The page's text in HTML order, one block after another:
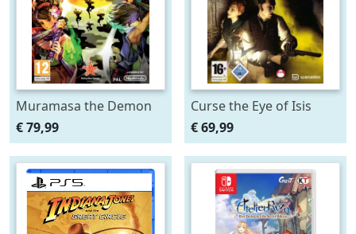
Muramasa the Demon
Blade
€ 79,99
Curse the Eye of Isis
€ 69,99